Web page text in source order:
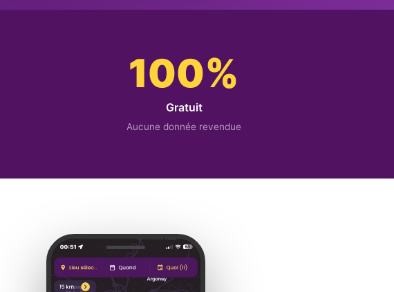
100%
Gratuit
Aucune donnée revendue